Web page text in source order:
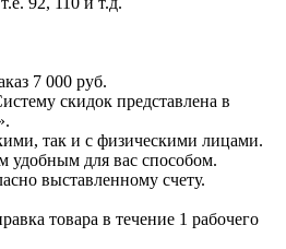
7 000 руб.
скидок представлена в
так и с физическими лицами.
для вас способом.
выставленному счету.
товара в течение 1 рабочего